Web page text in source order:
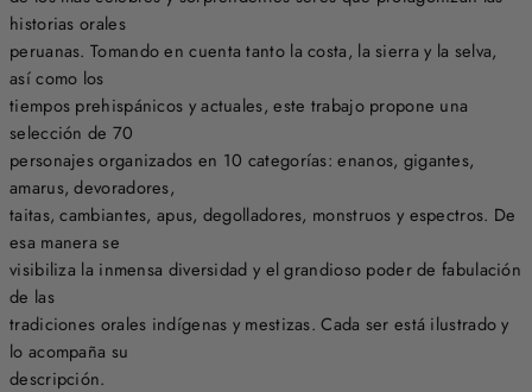
historias orales
peruanas. Tomando en cuenta tanto la costa, la sierra y la selva,
así como los
tiempos prehispánicos y actuales, este trabajo propone una
selección de 70
personajes organizados en 10 categorías: enanos, gigantes,
amarus, devoradores,
taitas, cambiantes, apus, degolladores, monstruos y espectros. De
esa manera se
visibiliza la inmensa diversidad y el grandioso poder de fabulación
de las
tradiciones orales indígenas y mestizas. Cada ser está ilustrado y
lo acompaña su
descripción.